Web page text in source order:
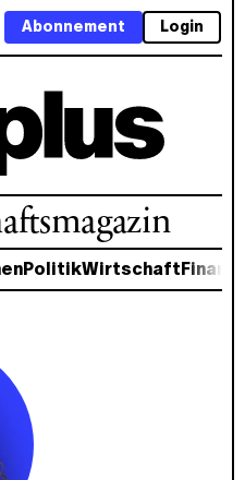
Login
Abonnement
PolitikWirtschaft